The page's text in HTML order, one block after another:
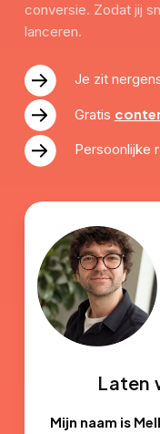
conversie. Zodat jij
lanceren.
Je zit
Gratis
Persoonlijke
Laten
Mijn naam is